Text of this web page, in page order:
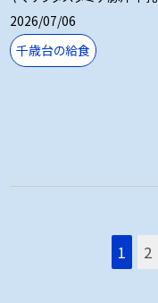
2026/07/06
千歳台の給食
1 2